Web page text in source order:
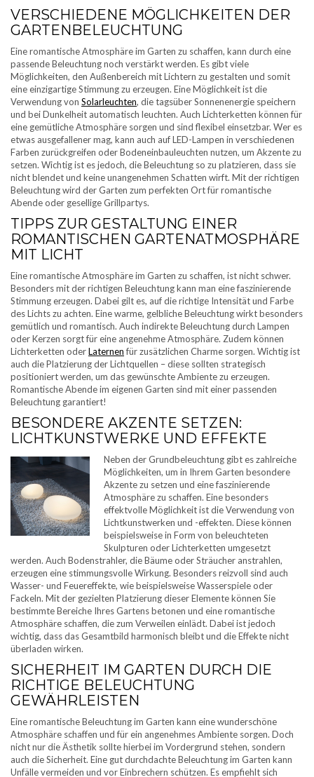
VERSCHIEDENE MÖGLICHKEITEN DER
GARTENBELEUCHTUNG
Eine romantische Atmosphäre im Garten zu schaffen, kann durch eine
passende Beleuchtung noch verstärkt werden. Es gibt viele
Möglichkeiten, den Außenbereich mit Lichtern zu gestalten und somit
eine einzigartige Stimmung zu erzeugen. Eine Möglichkeit ist die
Verwendung von Solarleuchten, die tagsüber Sonnenenergie speichern
und bei Dunkelheit automatisch leuchten. Auch Lichterketten können für
eine gemütliche Atmosphäre sorgen und sind flexibel einsetzbar. Wer es
etwas ausgefallener mag, kann auch auf LED-Lampen in verschiedenen
Farben zurückgreifen oder Bodeneinbauleuchten nutzen, um Akzente zu
setzen. Wichtig ist es jedoch, die Beleuchtung so zu platzieren, dass sie
nicht blendet und keine unangenehmen Schatten wirft. Mit der richtigen
Beleuchtung wird der Garten zum perfekten Ort für romantische
Abende oder gesellige Grillpartys.
TIPPS ZUR GESTALTUNG EINER
ROMANTISCHEN GARTENATMOSPHÄRE
MIT LICHT
Eine romantische Atmosphäre im Garten zu schaffen, ist nicht schwer.
Besonders mit der richtigen Beleuchtung kann man eine faszinierende
Stimmung erzeugen. Dabei gilt es, auf die richtige Intensität und Farbe
des Lichts zu achten. Eine warme, gelbliche Beleuchtung wirkt besonders
gemütlich und romantisch. Auch indirekte Beleuchtung durch Lampen
oder Kerzen sorgt für eine angenehme Atmosphäre. Zudem können
Lichterketten oderLaternenfür zusätzlichen Charme sorgen. Wichtig ist
auch die Platzierung der Lichtquellen – diese sollten strategisch
positioniert werden, um das gewünschte Ambiente zu erzeugen.
Romantische Abende im eigenen Garten sind mit einer passenden
Beleuchtung garantiert!
BESONDERE AKZENTE SETZEN:
LICHTKUNSTWERKE UND EFFEKTE
Neben der Grundbeleuchtung gibt es zahlreiche
Möglichkeiten, um in Ihrem Garten besondere
Akzente zu setzen und eine faszinierende
Atmosphäre zu schaffen. Eine besonders
effektvolle Möglichkeit ist die Verwendung von
Lichtkunstwerken und -effekten. Diese können
beispielsweise in Form von beleuchteten
Skulpturen oder Lichterketten umgesetzt
werden. Auch Bodenstrahler, die Bäume oder Sträucher anstrahlen,
erzeugen eine stimmungsvolle Wirkung. Besonders reizvoll sind auch
Wasser- und Feuereffekte, wie beispielsweise Wasserspiele oder
Fackeln. Mit der gezielten Platzierung dieser Elemente können Sie
bestimmte Bereiche Ihres Gartens betonen und eine romantische
Atmosphäre schaffen, die zum Verweilen einlädt. Dabei ist jedoch
wichtig, dass das Gesamtbild harmonisch bleibt und die Effekte nicht
überladen wirken.
SICHERHEIT IM GARTEN DURCH DIE
RICHTIGE BELEUCHTUNG
GEWÄHRLEISTEN
Eine romantische Beleuchtung im Garten kann eine wunderschöne
Atmosphäre schaffen und für ein angenehmes Ambiente sorgen. Doch
nicht nur die Ästhetik sollte hierbei im Vordergrund stehen, sondern
auch die Sicherheit. Eine gut durchdachte Beleuchtung im Garten kann
Unfälle vermeiden und vor Einbrechern schützen. Es empfiehlt sich